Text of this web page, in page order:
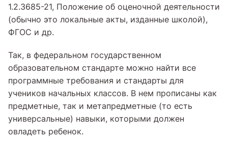
1.2.3685-21, Положение об оценочной деятельности
(обычно это локальные акты, изданные школой),
ФГОС и др.
Так, в федеральном государственном
образовательном стандарте можно найти все
программные требования и стандарты для
учеников начальных классов. В нем прописаны как
предметные, так и метапредметные (то есть
универсальные) навыки, которыми должен
овладеть ребенок.